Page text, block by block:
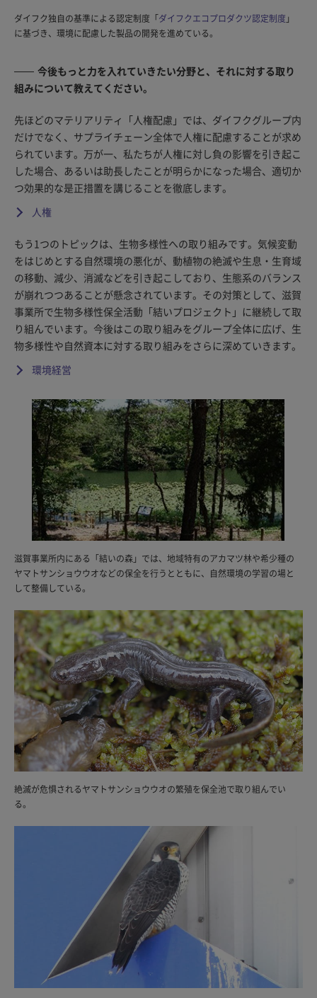
ダイフク独自の基準による認定制度「ダイフクエコプロダクツ認定制度 」
に基づき、環境に配慮した製品の開発を進めている。
今後もっと力を入れていきたい分野と、それに対する取り
組みについて教えてください。
先ほどのマテリアリティ「人権配慮」では、ダイフクグループ内
だけでなく、サプライチェーン全体で人権に配慮することが求め
られています。万が一、私たちが人権に対し負の影響を引き起こ
した場合、あるいは助長したことが明らかになった場合、適切か
つ効果的な是正措置を講じることを徹底します。
人権
もう1つのトピックは、生物多様性への取り組みです。気候変動
をはじめとする自然環境の悪化が、動植物の絶滅や生息・生育域
の移動、減少、消滅などを引き起こしており、生態系のバランス
が崩れつつあることが懸念されています。その対策として、滋賀
事業所で生物多様性保全活動「結いプロジェクト」に継続して取
り組んでいます。今後はこの取り組みをグループ全体に広げ、生
物多様性や自然資本に対する取り組みをさらに深めていきます。
環境経営
滋賀事業所内にある「結いの森」では、地域特有のアカマツ林や希少種の
ヤマトサンショウウオなどの保全を行うとともに、自然環境の学習の場と
して整備している。
絶滅が危惧されるヤマトサンショウウオの繁殖を保全池で取り組んでい
る。